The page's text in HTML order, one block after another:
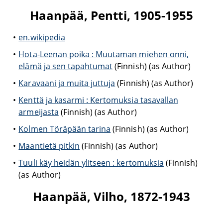
Haanpää, Pentti, 1905-1955
en.wikipedia
Hota-Leenan poika : Muutaman miehen onni,
elämä ja sen tapahtumat(Finnish) (as Author)
Karavaani ja muita juttuja (Finnish) (as Author)
Kenttä ja kasarmi : Kertomuksia tasavallan
armeijasta (Finnish) (as Author)
Kolmen Töräpään tarina (Finnish) (as Author)
Maantietä pitkin (Finnish) (as Author)
Tuuli käy heidän ylitseen : kertomuksia (Finnish)
(as Author)
Haanpää, Vilho, 1872-1943